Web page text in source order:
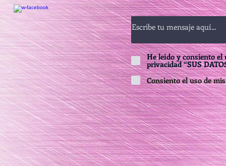
He leído y consiento el
privacidad “SUS
Consiento el uso de